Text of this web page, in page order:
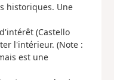
historiques. Une
(Castello
l'intérieur. (Note :
est une